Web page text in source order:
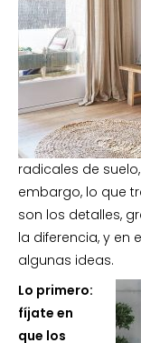
radicales de
embargo, lo que
son los detalles,
la diferencia, y en
algunas ideas.
Lo primero:
fíjate en
que los